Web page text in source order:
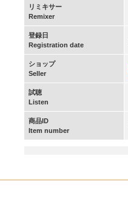
リミキサー
Remixer
登録日
Registration date
ショップ
Seller
試聴
Listen
商品ID
Item number